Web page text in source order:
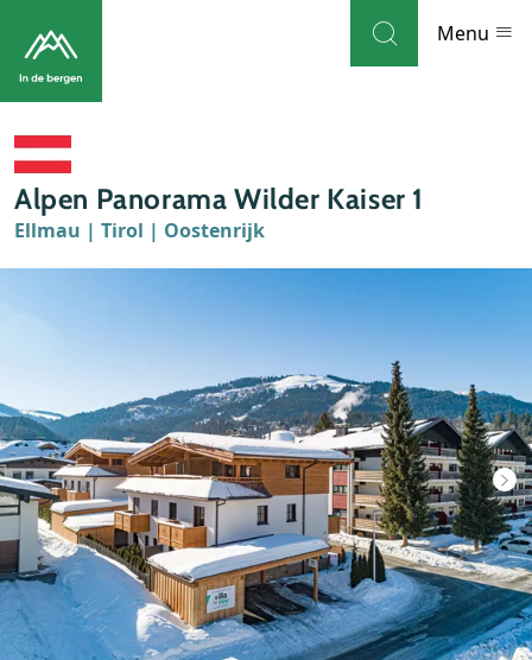
Menu
Bestemmingen
Weblog
Bezienswaardigheden
Tips
Alpen Panorama Wilder Kaiser 1
Ellmau | Tirol | Oostenrijk